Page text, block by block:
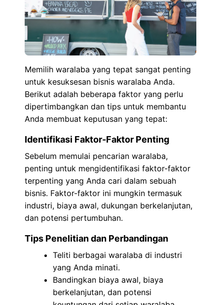
Memilih waralaba yang tepat sangat penting
untuk kesuksesan bisnis waralaba Anda.
Berikut adalah beberapa faktor yang perlu
dipertimbangkan dan tips untuk membantu
Anda membuat keputusan yang tepat:
Identifikasi Faktor-Faktor Penting
Sebelum memulai pencarian waralaba,
penting untuk mengidentifikasi faktor-faktor
terpenting yang Anda cari dalam sebuah
bisnis. Faktor-faktor ini mungkin termasuk
industri, biaya awal, dukungan berkelanjutan,
dan potensi pertumbuhan.
Tips Penelitian dan Perbandingan
Teliti berbagai waralaba di industri
yang Anda minati.
Bandingkan biaya awal, biaya
berkelanjutan, dan potensi